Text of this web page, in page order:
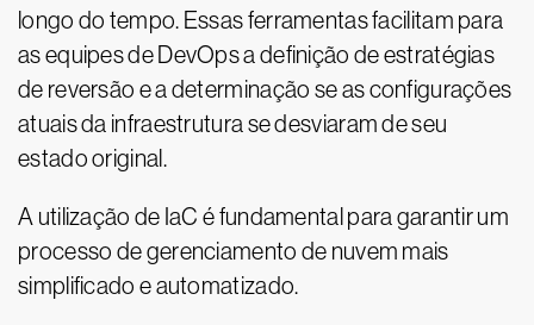
longo do tempo. Essas ferramentas facilitam para
as equipes de DevOps a definição de estratégias
de reversão e a determinação se as configurações
atuais da infraestrutura se desviaram de seu
estado original.
A utilização de IaC é fundamental para garantir um
processo de gerenciamento de nuvem mais
simplificado e automatizado.